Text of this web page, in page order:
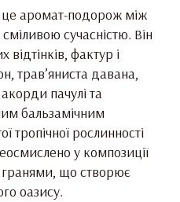
це аромат-подорож між
сучасністю. Він
фактур і
трав’яниста давана,
пачулі та
бальзамічним
тропічної рослинності
у композиції
що створює
оазису.